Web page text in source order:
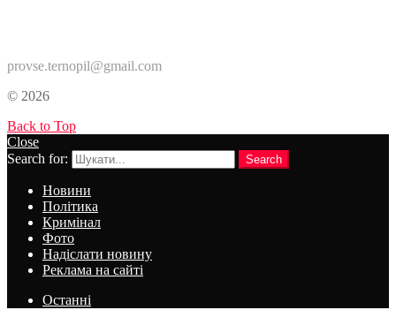
provse.ternopil@gmail.com
© 2026
Back to Top
Close
Search for:
Search
Новини
Політика
Кримінал
Фото
Надіслати новину
Реклама на сайті
Останні